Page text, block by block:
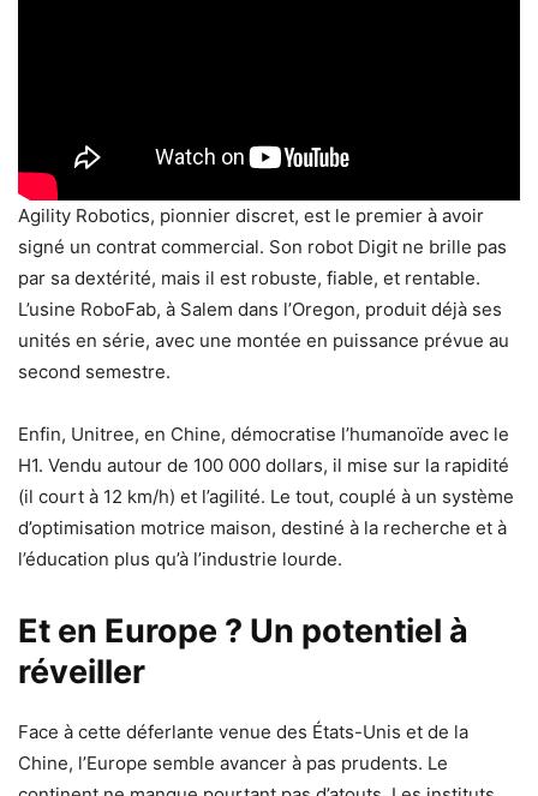
Agility Robotics, pionnier discret, est le premier à avoir
signé un contrat commercial. Son robot Digit ne brille pas
par sa dextérité, mais il est robuste, fiable, et rentable.
L’usine RoboFab, à Salem dans l’Oregon, produit déjà ses
unités en série, avec une montée en puissance prévue au
second semestre.
Enfin, Unitree, en Chine, démocratise l’humanoïde avec le
H1. Vendu autour de 100 000 dollars, il mise sur la rapidité
(il court à 12 km/h) et l’agilité. Le tout, couplé à un système
d’optimisation motrice maison, destiné à la recherche et à
l’éducation plus qu’à l’industrie lourde.
Et en Europe ? Un potentiel à
réveiller
Face à cette déferlante venue des États-Unis et de la
Chine, l’Europe semble avancer à pas prudents. Le